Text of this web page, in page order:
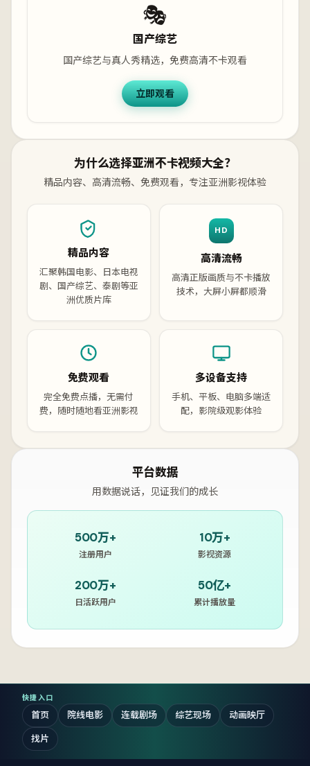
🎭
国产综艺
国产综艺与真人秀精选，免费高清不卡观看
立即观看
为什么选择亚洲不卡视频大全？
精品内容、高清流畅、免费观看，专注亚洲影视体验
精品内容
汇聚韩国电影、日本电视
剧、国产综艺、泰剧等亚
洲优质片库
HD
高清流畅
高清正版画质与不卡播放
技术，大屏小屏都顺滑
免费观看
完全免费点播，无需付
费，随时随地看亚洲影视
多设备支持
手机、平板、电脑多端适
配，影院级观影体验
平台数据
用数据说话，见证我们的成长
500万+
注册用户
10万+
影视资源
200万+
日活跃用户
50亿+
累计播放量
快捷入口
首页 院线电影 连载剧场 综艺现场
动画映厅
找片